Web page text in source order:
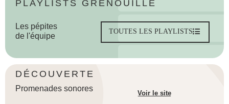
PLAYLISTS GRENOUILLE
Les pépites
de l'équipe
TOUTES LES PLAYLISTS
DÉCOUVERTE
Promenades sonores
Voir le site